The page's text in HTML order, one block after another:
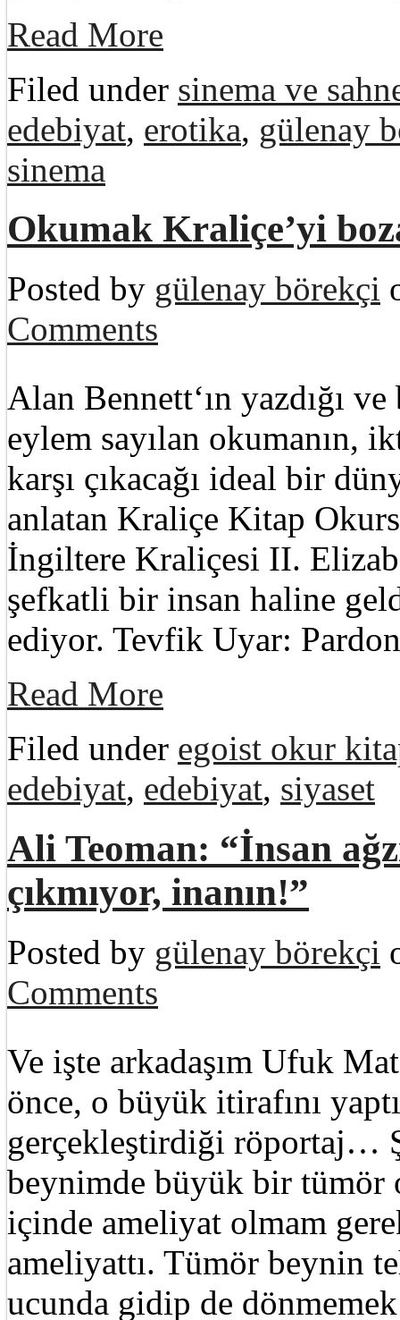
Read More
Filed under sinema ve
edebiyat, erotika, gülenay
sinema
Okumak Kraliçe’yi
Posted by gülenay börekçi
Comments
Alan Bennett‘ın yazdığı
eylem sayılan okumanın,
karşı çıkacağı ideal bir
anlatan Kraliçe Kitap
İngiltere Kraliçesi II.
şefkatli bir insan haline
ediyor. Tevfik Uyar:
Read More
Filed under egoist okur
edebiyat, edebiyat, siyaset
Ali Teoman: “İnsan
çıkmıyor, inanın!”
Posted by gülenay börekçi
Comments
Ve işte arkadaşım Ufuk
önce, o büyük itirafını
gerçekleştirdiği röportaj…
beynimde büyük bir tümör
içinde ameliyat olmam
ameliyattı. Tümör beynin
ucunda gidip de